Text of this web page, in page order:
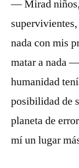
— Mirad niños,
nada con mis
matar a nada
humanidad
posibilidad de
planeta de
mí un lugar